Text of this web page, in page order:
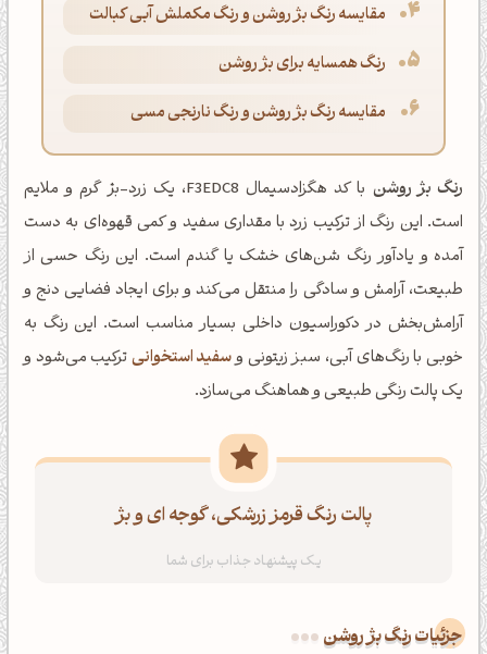
مقایسه رنگ بژ روشن و رنگ مکملش آبی کبالت
رنگ همسایه برای بژ روشن
مقایسه رنگ بژ روشن و رنگ نارنجی مسی
رنگ بژ روشن
با کد هگزادسیمال F3EDC8، یک زرد-بژ گرم و ملایم
است. این رنگ از ترکیب زرد با مقداری سفید و کمی قهوه‌ای به دست
آمده و یادآور رنگ شن‌های خشک یا گندم است. این رنگ حسی از
طبیعت، آرامش و سادگی را منتقل می‌کند و برای ایجاد فضایی دنج و
آرامش‌بخش در دکوراسیون داخلی بسیار مناسب است. این رنگ به
خوبی با رنگ‌های آبی، سبز زیتونی وسفید استخوانیترکیب می‌شود و
یک پالت رنگی طبیعی و هماهنگ می‌سازد.
پالت رنگ قرمز زرشکی، گوجه ای و بژ
جزئیات رنگ بژ روشن